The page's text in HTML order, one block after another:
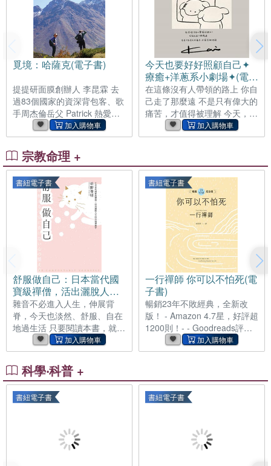
覓境：哈薩克(電子書)
提提研面膜創辦人 李昆霖 去
過83個國家的資深背包客、歌
手周杰倫岳父 Patrick 熱愛旅
行、去過86個國家的荷蘭鐵人
三項運動員 Michel 三個加起
來去過上百個國家、背景迥
異、卻同樣熱愛探索的旅人，
在一次意外的相遇後決定共同
前行 這趟或許一生僅此一次的
哈薩克壯遊， 不只是一次遠
行，更是遇見另一片Another
Land的開始。 ※全書內容以中
英文呈現，並收錄大量珍貴影
像※ 旅行，不只是踏足一個不
熟悉的地方，或是走遍世界的
千山萬水、體驗各地風土民
情，更是一場讓自己重新開機
的冒險。 三個男人，三種截然
不同的人生節奏，在同一條路
上緩慢交會──以開放的心，
擁抱所有不期而至的風景。
「我們決定一
今天也要好好照顧自己✦
療癒+洋蔥系小劇場✦(電子
書)
在這條沒有人帶領的路上 你自
己走了那麼遠 不是只有偉大的
痛苦，才值得被理解 今天，你
也有好好照顧自己嗎？ 一冊日
常心情手帳☂一幕幕貼心小劇
讚，無數讀者轉發共鳴✦ ✦療
癒+洋蔥系圖文創作者Kai首部
精選集✦ ✦收錄全新「兔兔醫
生的日常內心檢查」✦ 「無論
自己被黑暗壓縮得如何尖銳微
小，都能被Kai的圖文溫柔包
覆。溫暖、蓬鬆、軟綿的雲朵
被具現化，就是Kai的創
作。」──郭源元 「這本書進
入我們的生命，如同它簡單乾
淨的風格裡偶然的明亮色彩，
帶著星辰宇宙的柔軟，有一點
哀傷，也有一點幸福。翻閱
著，就好像看到了自己笨拙而
努力生活的樣子。每個人都值
宗教命理 +
書紐電子書
舒服做自己：日本當代國
寶級禪僧，活出灑脫人生
的50個禪練習(電子書)
雜音不必進入人生，伸展背
脊，今天也淡然、舒服、自在
地過生活 只要閱讀本書，就能
不被不安擊倒。 讓你內心灑脫
快活的禪之語。 ★作品銷量突
破2,500,000冊★ 入選「世界
最尊敬的100位日本人」的年
度暢銷作家想傳達給你的話。
現代人因演算法、過多的新資
簡生活，捨去多餘之物，也卸
下內心的負擔。 當身、息、心
書紐電子書
一行禪師 你可以不怕死(電
子書)
暢銷23年不敗經典，全新改
版！ - Amazon 4.7星，好評超
1200則！- - Goodreads評分
超6400則！- 一行禪師──最具
影響力的正念導師，探究生命
下，那只是雲換了一種面貌。
人類最深的恐懼往往源自對
潔、詩意且充滿慈悲的筆觸，
溫柔地帶領我們穿越恐懼的迷
科學‧科普 +
書紐電子書 書紐電子書